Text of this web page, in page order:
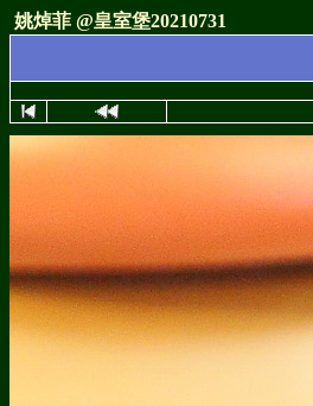
姚焯菲 @皇室堡20210731